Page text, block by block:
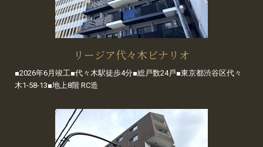
リージア代々木ビナリオ
■2026年6月竣工■代々木駅徒歩4分■総戸数24戸■東京都渋谷区代々
木1-58-13■地上8階 RC造